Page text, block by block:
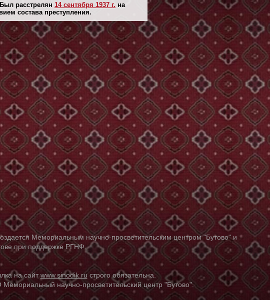
расстрелян 14 сентября 1937 г. на
состава преступления.
Мемориальным научно-просветительским центром "Бутово" и
при поддержке РГНФ.
на сайтwww.sinodik.ru строго обязательна.
научно-просветительский центр "Бутово".